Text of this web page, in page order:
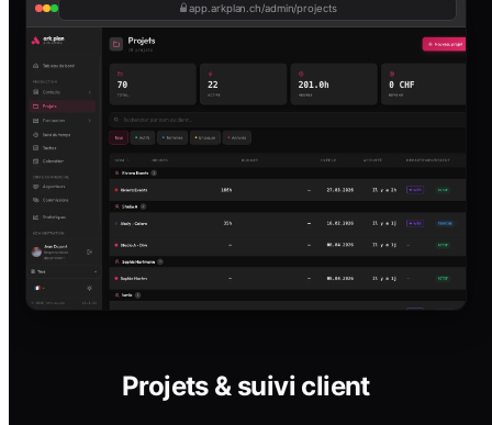
Projets & suivi client
app.arkplan.ch/admin/projects